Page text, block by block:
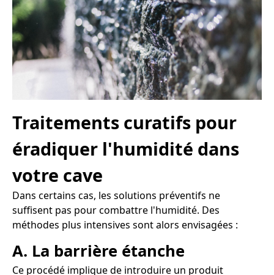
Traitements curatifs pour
éradiquer l'humidité dans
votre cave
Dans certains cas, les solutions préventifs ne
suffisent pas pour combattre l'humidité. Des
méthodes plus intensives sont alors envisagées :
A. La barrière étanche
Ce procédé implique de introduire un produit